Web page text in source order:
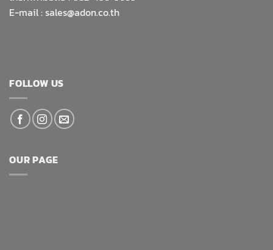
E-mail : sales@adon.co.th
FOLLOW US
OUR PAGE